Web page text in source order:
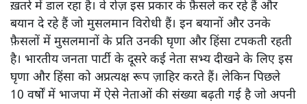
ख़तरे में डाल रहा है। वे रोज़ इस प्रकार के फ़ैसले कर रहे हैं और
बयान दे रहे हैं जो मुसलमान विरोधी हैं। इन बयानों और उनके
फ़ैसलों में मुसलमानों के प्रति उनकी घृणा और हिंसा टपकती रहती
है। भारतीय जनता पार्टी के दूसरे कई नेता सभ्य दीखने के लिए इस
घृणा और हिंसा को अप्रत्यक्ष रूप ज़ाहिर करते हैं। लेकिन पिछले
10 वर्षों में भाजपा में ऐसे नेताओं की संख्या बढ़ती गई है जो अपनी